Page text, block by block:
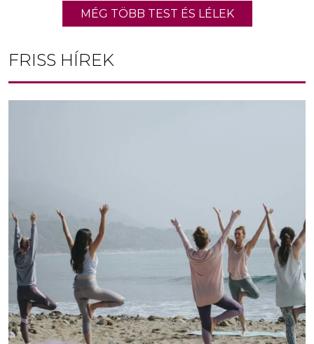
MÉG TÖBB TEST ÉS LÉLEK
FRISS HÍREK